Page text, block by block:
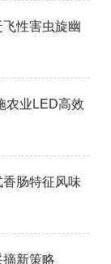
性害虫旋幽
农业LED高效
肠特征风味
新策略